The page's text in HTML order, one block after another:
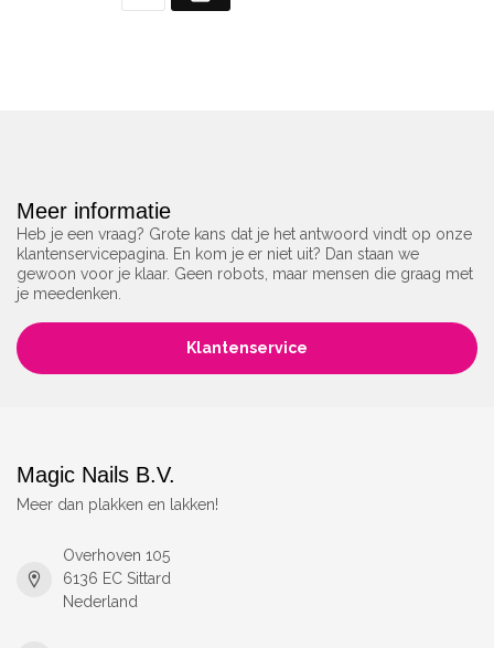
Meer informatie
Heb je een vraag? Grote kans dat je het antwoord vindt op onze
klantenservicepagina. En kom je er niet uit? Dan staan we
gewoon voor je klaar. Geen robots, maar mensen die graag met
je meedenken.
Klantenservice
Magic Nails B.V.
Meer dan plakken en lakken!
Overhoven 105
6136 EC Sittard
Nederland